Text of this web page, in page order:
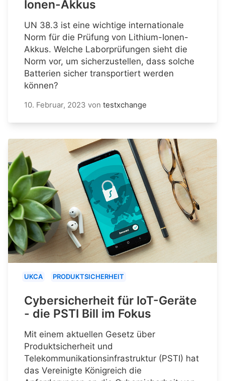
Ionen-Akkus
UN 38.3 ist eine wichtige internationale
Norm für die Prüfung von Lithium-Ionen-
Akkus. Welche Laborprüfungen sieht die
Norm vor, um sicherzustellen, dass solche
Batterien sicher transportiert werden
können?
10. Februar, 2023 von testxchange
UKCA PRODUKTSICHERHEIT
Cybersicherheit für IoT-Geräte
- die PSTI Bill im Fokus
Mit einem aktuellen Gesetz über
Produktsicherheit und
Telekommunikationsinfrastruktur (PSTI) hat
das Vereinigte Königreich die